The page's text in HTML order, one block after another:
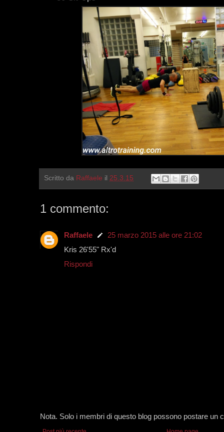
Scritto da Raffaele il 25.3.15
1 commento:
Raffaele
25 marzo 2015 alle ore 21:02
Kris 26'55" Rx'd
Rispondi
Nota. Solo i membri di questo blog possono postare un